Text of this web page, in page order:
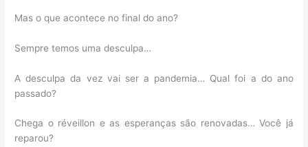
Mas o que acontece no final do ano?
Sempre temos uma desculpa…
A desculpa da vez vai ser a pandemia… Qual foi a do ano
passado?
Chega o réveillon e as esperanças são renovadas… Você já
reparou?